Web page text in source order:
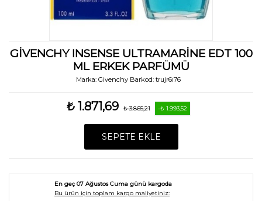
GIVENCHY INSENSE ULTRAMARINE EDT 100
ML ERKEK PARFÜMÜ
Marka: Givenchy Barkod: trujr6ı76
₺ 1.871,69 ₺ 3.865,21 -₺ 1.993,52
SEPETE EKLE
En geç07 Ağustos Cuma günü kargoda
Bu ürün için toplam kargo maliyetiniz: